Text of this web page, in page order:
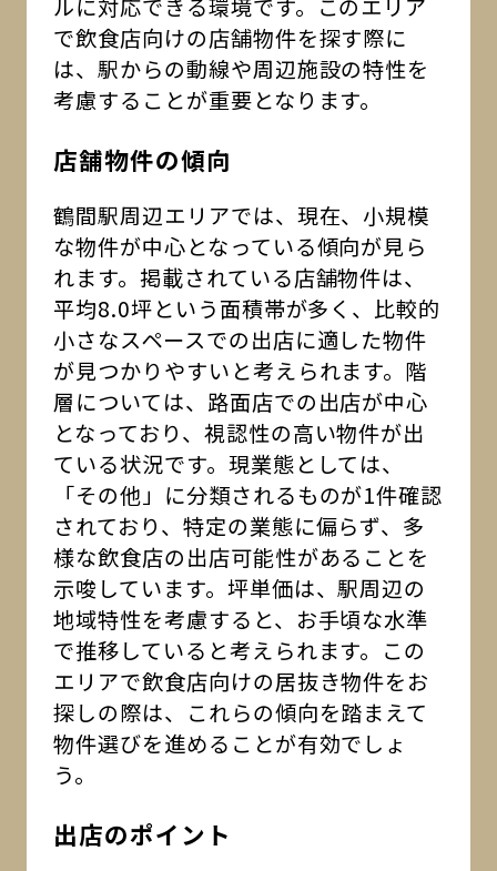
ルに対応できる環境です。このエリア
で飲食店向けの店舗物件を探す際に
は、駅からの動線や周辺施設の特性を
考慮することが重要となります。
店舗物件の傾向
鶴間駅周辺エリアでは、現在、小規模
な物件が中心となっている傾向が見ら
れます。掲載されている店舗物件は、
平均8.0坪という面積帯が多く、比較的
小さなスペースでの出店に適した物件
が見つかりやすいと考えられます。階
層については、路面店での出店が中心
となっており、視認性の高い物件が出
ている状況です。現業態としては、
「その他」に分類されるものが1件確認
されており、特定の業態に偏らず、多
様な飲食店の出店可能性があることを
示唆しています。坪単価は、駅周辺の
地域特性を考慮すると、お手頃な水準
で推移していると考えられます。この
エリアで飲食店向けの居抜き物件をお
探しの際は、これらの傾向を踏まえて
物件選びを進めることが有効でしょ
う。
出店のポイント